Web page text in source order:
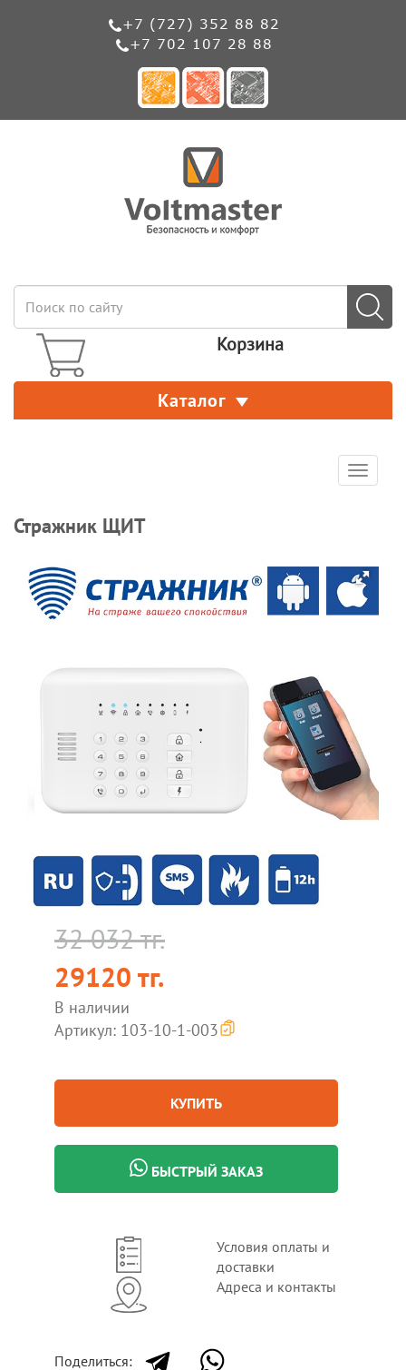
+7 (727) 352 88 82
+7 702 107 28 88
Корзина
Каталог
Toggle
Стражник ЩИТ
32 032 тг.
29120 тг.
В наличии
Артикул: 103-10-1-003
КУПИТЬ
БЫСТРЫЙ ЗАКАЗ
Условия оплаты и
доставки
Адреса и контакты
Поделиться: